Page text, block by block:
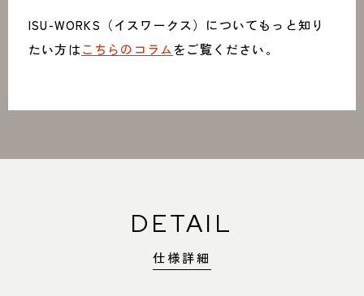
ISU-WORKS（イスワークス）についてもっと知り
たい方はこちらのコラムをご覧ください。
DETAIL
仕様詳細